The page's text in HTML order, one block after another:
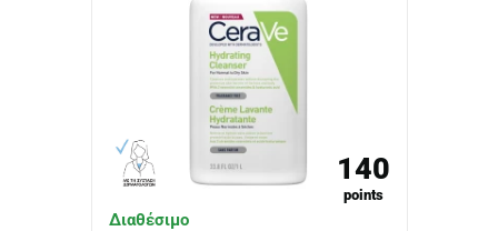
140
points
Διαθέσιμο